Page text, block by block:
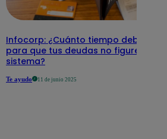
Infocorp: ¿Cuánto tiempo debe pasar
para que tus deudas no figuren en su
sistema?
Te ayudo 11 de junio 2025